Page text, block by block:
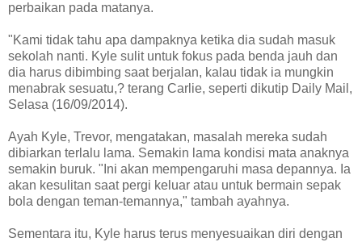
perbaikan pada matanya.
"Kami tidak tahu apa dampaknya ketika dia sudah masuk
sekolah nanti. Kyle sulit untuk fokus pada benda jauh dan
dia harus dibimbing saat berjalan, kalau tidak ia mungkin
menabrak sesuatu,? terang Carlie, seperti dikutip Daily Mail,
Selasa (16/09/2014).
Ayah Kyle, Trevor, mengatakan, masalah mereka sudah
dibiarkan terlalu lama. Semakin lama kondisi mata anaknya
semakin buruk. "Ini akan mempengaruhi masa depannya. Ia
akan kesulitan saat pergi keluar atau untuk bermain sepak
bola dengan teman-temannya," tambah ayahnya.
Sementara itu, Kyle harus terus menyesuaikan diri dengan